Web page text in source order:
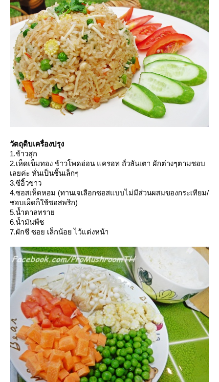
วัตถุดิบเครื่องปรุง
1.ข้าวสุก
2.เห็ดเข็มทอง ข้าวโพดอ่อน แครอท ถั่วลันเตา ผักต่างๆตามชอบ
เลยค่ะ หั่นเป็นชิ้นเล็กๆ
3.ซีอิ้วขาว
4.ซอสเห็ดหอม (ทานเจเลือกซอสแบบไม่มีส่วนผสมของกระเทียม/
ชอบเผ็ดก็ใช้ซอสพริก)
5.น้ำตาลทรา
6.น้ำมันพืช
7.ผักชี ซอย เล็กน้อย ไว้แต่งหน้า